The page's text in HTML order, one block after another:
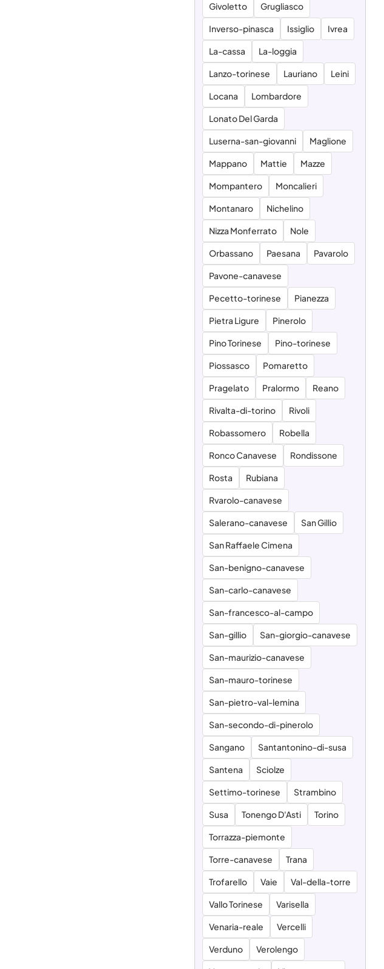
Givoletto Grugliasco
Inverso-pinasca Issiglio Ivrea
La-cassa La-loggia
Lanzo-torinese Lauriano Leini
Locana Lombardore
Lonato Del Garda
Luserna-san-giovanni Maglione
Mappano Mattie Mazze
Mompantero Moncalieri
Montanaro Nichelino
Nizza Monferrato Nole
Orbassano Paesana Pavarolo
Pavone-canavese
Pecetto-torinese Pianezza
Pietra Ligure Pinerolo
Pino Torinese Pino-torinese
Piossasco Pomaretto
Pragelato Pralormo Reano
Rivalta-di-torino Rivoli
Robassomero Robella
Ronco Canavese Rondissone
Rosta Rubiana
Rvarolo-canavese
Salerano-canavese San Gillio
San Raffaele Cimena
San-benigno-canavese
San-carlo-canavese
San-francesco-al-campo
San-gillio San-giorgio-canavese
San-maurizio-canavese
San-mauro-torinese
San-pietro-val-lemina
San-secondo-di-pinerolo
Sangano Santantonino-di-susa
Santena Sciolze
Settimo-torinese Strambino
Susa Tonengo D'Asti Torino
Torrazza-piemonte
Torre-canavese Trana
Trofarello Vaie Val-della-torre
Vallo Torinese Varisella
Venaria-reale Vercelli
Verduno Verolengo